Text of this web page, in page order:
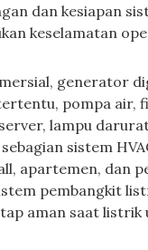
dan kesiapan
keselamatan
generator
pompa air,
lampu
sistem
apartemen, dan
pembangkit
aman saat listrik